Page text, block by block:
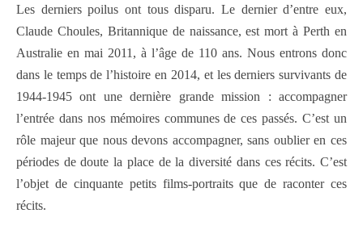
Les derniers poilus ont tous disparu. Le dernier d’entre eux,
Claude Choules, Britannique de naissance, est mort à Perth en
Australie en mai 2011, à l’âge de 110 ans. Nous entrons donc
dans le temps de l’histoire en 2014, et les derniers survivants de
1944-1945 ont une dernière grande mission : accompagner
l’entrée dans nos mémoires communes de ces passés. C’est un
rôle majeur que nous devons accompagner, sans oublier en ces
périodes de doute la place de la diversité dans ces récits. C’est
l’objet de cinquante petits films-portraits que de raconter ces
récits.